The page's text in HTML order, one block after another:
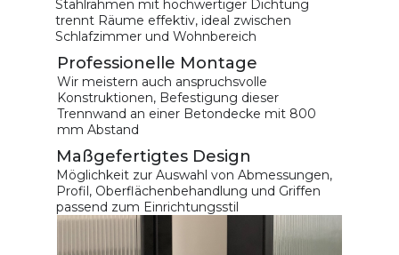
Maßgefertigtes Design
Möglichkeit zur Auswahl von Abmessungen,
Profil, Oberflächenbehandlung und Griffen
passend zum Einrichtungsstil
Stahlrahmen mit hochwertiger Dichtung
trennt Räume effektiv, ideal zwischen
Schlafzimmer und Wohnbereich
Wir meistern auch anspruchsvolle
Konstruktionen, Befestigung dieser
Trennwand an einer Betondecke mit 800
mm Abstand
Professionelle Montage
Fordern Sie ein Angebot an
Füllen Sie das kurze Formular aus und wir
erstellen für Sie eine vorläufige Kalkulation für
industrielle Türen nach Ihren Anforderungen